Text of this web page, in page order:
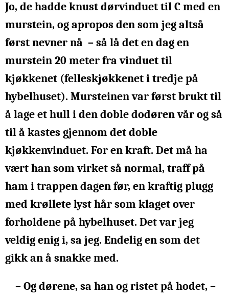
Jo, de hadde knust dørvinduet til C med en
murstein, og apropos den som jeg altså
først nevner nå – så lå det en dag en
murstein 20 meter fra vinduet til
kjøkkenet (felleskjøkkenet i tredje på
hybelhuset). Mursteinen var først brukt til
å lage et hull i den doble dodøren vår og så
til å kastes gjennom det doble
kjøkkenvinduet. For en kraft. Det må ha
vært han som virket så normal, traff på
ham i trappen dagen før, en kraftig plugg
med krøllete lyst hår som klaget over
forholdene på hybelhuset. Det var jeg
veldig enig i, sa jeg. Endelig en som det
gikk an å snakke med.
– Og dørene, sa han og ristet på hodet, –